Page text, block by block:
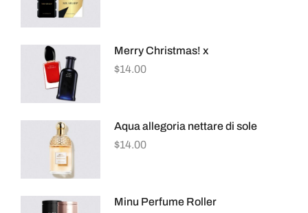
Merry Christmas! x
$14.00
Aqua allegoria nettare di sole
$14.00
Minu Perfume Roller